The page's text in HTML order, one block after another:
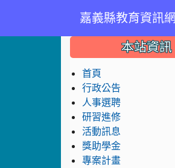
嘉義縣教育資訊網
::: 本站資訊
首頁
行政公告
人事選聘
研習進修
活動訊息
獎助學金
專案計畫